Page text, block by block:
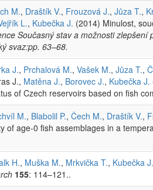
M., Draštík V., Frouzová J., Jůza T.,
L., Kubečka J. (2014) Minulost,
Současný stav a možnosti
svaz:pp. 63–68.
J., Prchalová M., Vašek M., Jůza T.,
J., Matěna J., Borovec J., Kubečka J.
of Czech reservoirs based on fish
M., Blabolil P., Čech M., Draštík V.,
of age-0 fish assemblages in a
H., Muška M., Mrkvička T., Kubečka J.
155: 114–121..